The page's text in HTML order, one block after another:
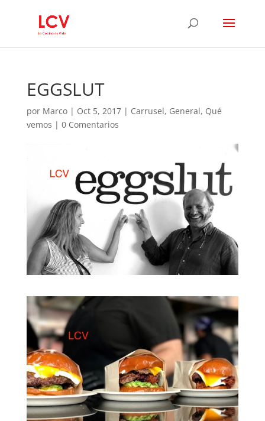
EGGSLUT
por Marco| Oct 5, 2017| Carrusel, General, Qué
vemos | 0 Comentarios